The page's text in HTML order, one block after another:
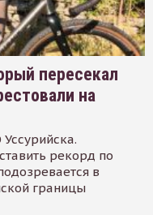
пересекал
на
рекорд по
в
границы